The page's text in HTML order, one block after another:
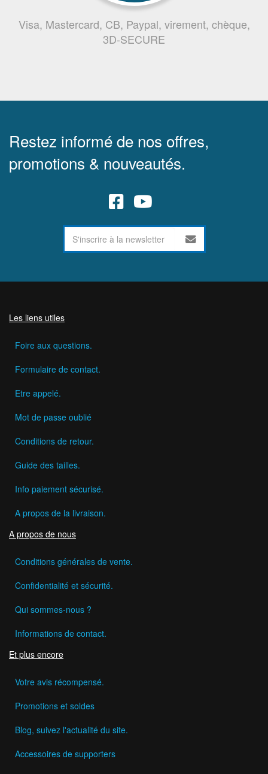
Visa, Mastercard, CB, Paypal, virement, chèque,
3D-SECURE
Restez informé de nos offres,
promotions & nouveautés.
Les liens utiles
Foire aux questions.
Formulaire de contact.
Etre appelé.
Mot de passe oublié
Conditions de retour.
Guide des tailles.
Info paiement sécurisé.
A propos de la livraison.
A propos de nous
Conditions générales de vente.
Confidentialité et sécurité.
Qui sommes-nous ?
Informations de contact.
Et plus encore
Votre avis récompensé.
Promotions et soldes
Blog, suivez l'actualité du site.
Accessoires de supporters